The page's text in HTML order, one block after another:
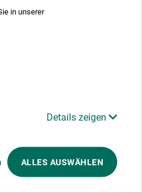
in unserer
Details zeigen
ALLES AUSWÄHLEN